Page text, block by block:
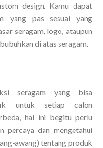
design. Kamu dapat
yang pas sesuai yang
seragam, logo, ataupun
di atas seragam.
seragam yang bisa
untuk setiap calon
hal ini begitu perlu
percaya dan mengetahui
awang) tentang produk